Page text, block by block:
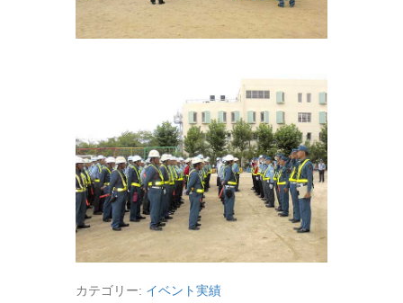
カテゴリー: イベント実績